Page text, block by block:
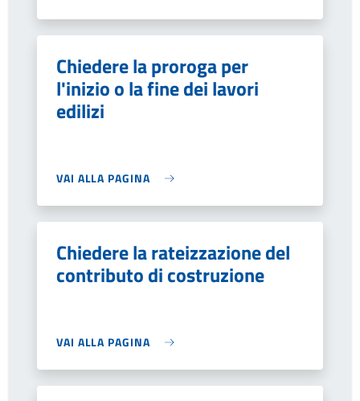
Chiedere la proroga per
l'inizio o la fine dei lavori
edilizi
VAI ALLA PAGINA
Chiedere la rateizzazione del
contributo di costruzione
VAI ALLA PAGINA